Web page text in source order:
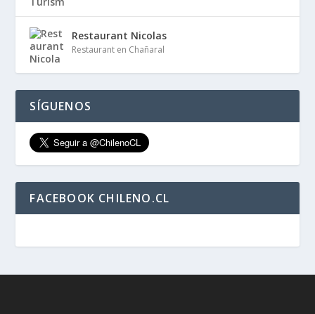
Restaurant Nicolas
Restaurant en Chañaral
SÍGUENOS
FACEBOOK CHILENO.CL